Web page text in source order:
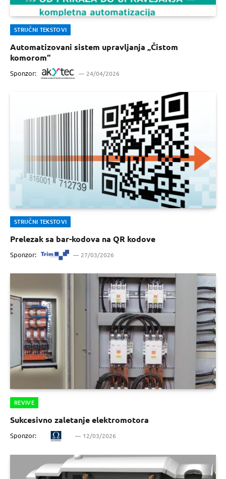
STRUČNI TEKSTOVI
Automatizovani sistem upravljanja „Čistom
komorom“
Sponzor: 24/04/2026
STRUČNI TEKSTOVI
Prelezak sa bar-kodova na QR kodove
Sponzor: 27/03/2026
REVIVE
Sukcesivno zaletanje elektromotora
Sponzor: 12/03/2026